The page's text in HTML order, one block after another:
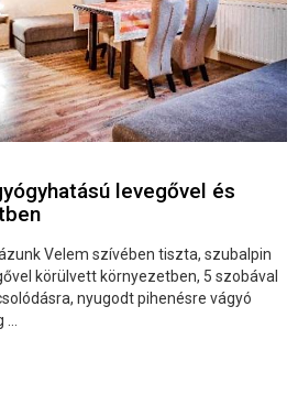
levegővel és
Velem szívében tiszta, szubalpin
körülvett környezetben, 5 szobával
nyugodt pihenésre vágyó